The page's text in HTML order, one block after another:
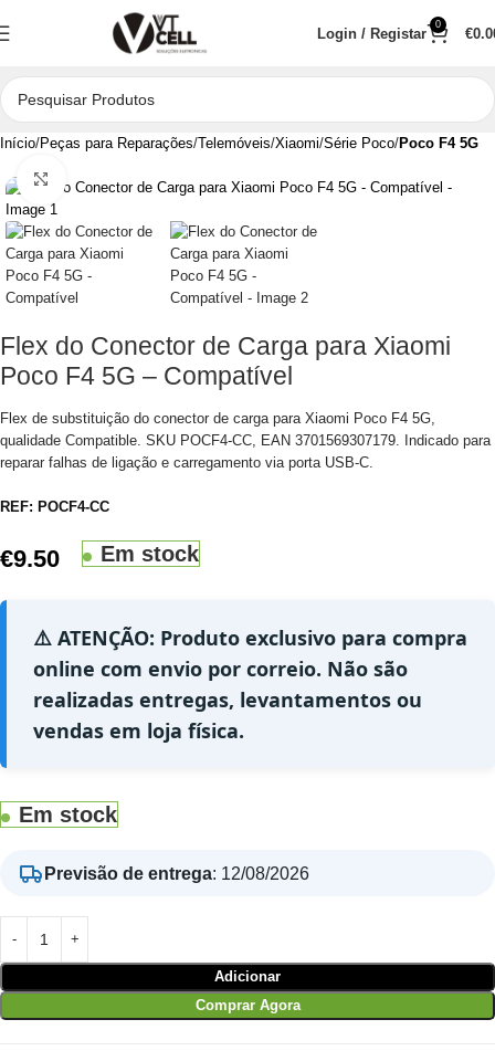
Login / Registar
0
€
Início Peças para Reparações Telemóveis Xiaomi Série Poco Poco F4 5G
Clique para aumentar
Flex do Conector de Carga para Xiaomi
Poco F4 5G – Compatível
Flex de substituição do conector de carga para Xiaomi Poco F4 5G,
qualidade Compatible. SKU POCF4-CC, EAN 3701569307179. Indicado para
reparar falhas de ligação e carregamento via porta USB-C.
REF: POCF4-CC
€9.50 Em stock
⚠️ ATENÇÃO: Produto exclusivo para compra
online com envio por correio. Não são
realizadas entregas, levantamentos ou
vendas em loja física.
Em stock
Previsão de entrega: 12/08/2026
Adicionar
Comprar Agora